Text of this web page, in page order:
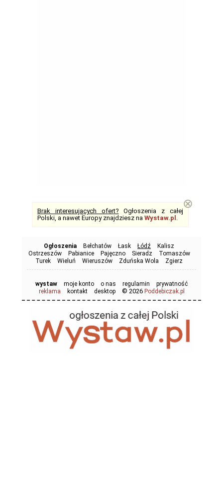
Brak interesujących ofert? Ogłoszenia z całej
Polski, a nawet Europy znajdziesz na Wystaw.pl .
⊗
Ogłoszenia Bełchatów Łask Łódź
Kalisz
Ostrzeszów
Pabianice Pajęczno Sieradz
Tomaszów
Turek
Wieluń Wieruszów Zduńska Wola Zgierz
wystaw moje konto o nas regulamin
prywatność
reklama
kontakt desktop © 2026 Poddebiczak.pl